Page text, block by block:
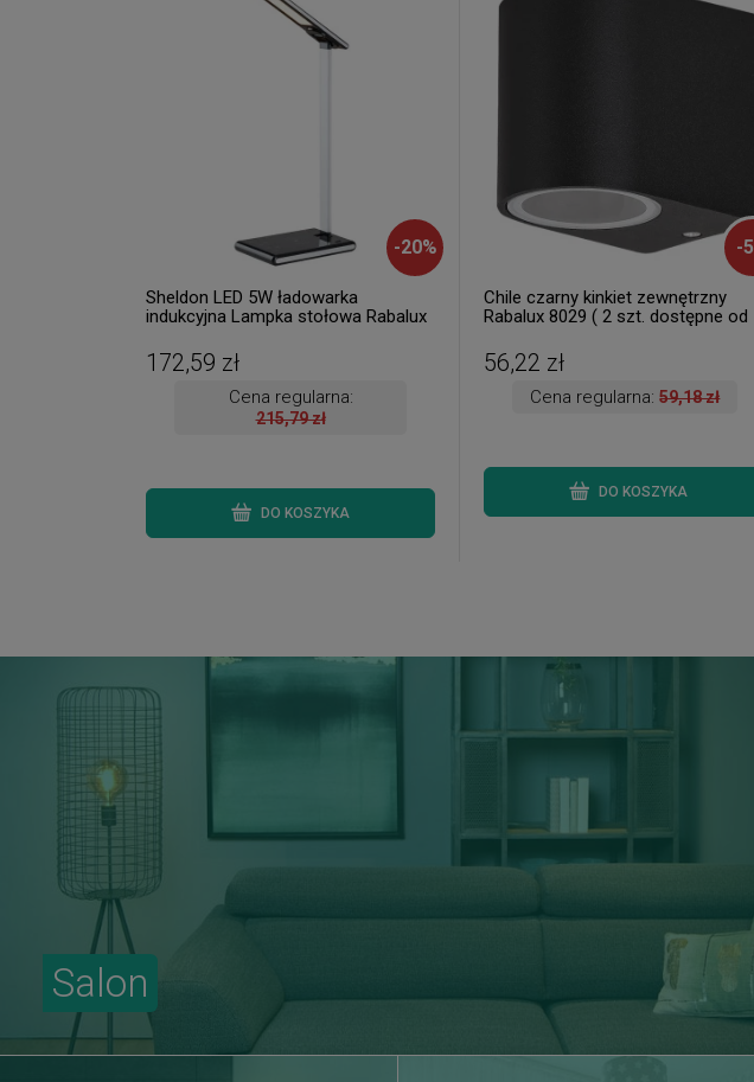
-20%
Sheldon LED 5W ładowarka
indukcyjna Lampka stołowa Rabalux
172,59 zł
Cena regularna:
215,79 zł
DO KOSZYKA
-5
Chile czarny kinkiet zewnętrzny
Rabalux 8029 ( 2 szt. dostępne od
56,22 zł
Cena regularna:59,18 zł
DO KOSZYKA
Salon